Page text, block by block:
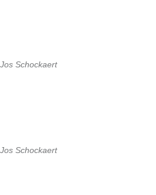
Schockaert
Schockaert